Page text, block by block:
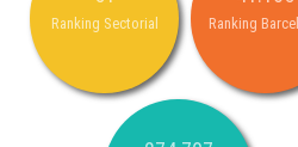
Ranking Sectorial Ranking